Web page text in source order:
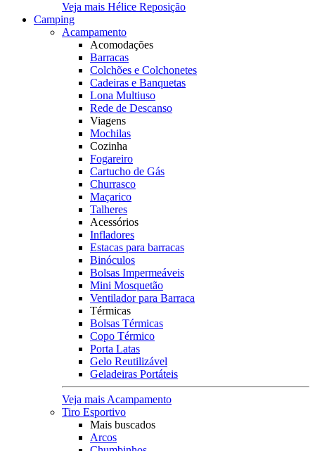
Veja mais Hélice Reposição
Camping
Acampamento
Acomodações
Barracas
Colchões e Colchonetes
Cadeiras e Banquetas
Lona Multiuso
Rede de Descanso
Viagens
Mochilas
Cozinha
Fogareiro
Cartucho de Gás
Churrasco
Maçarico
Talheres
Acessórios
Infladores
Estacas para barracas
Binóculos
Bolsas Impermeáveis
Mini Mosquetão
Ventilador para Barraca
Térmicas
Bolsas Térmicas
Copo Térmico
Porta Latas
Gelo Reutilizável
Geladeiras Portáteis
Veja mais Acampamento
Tiro Esportivo
Mais buscados
Arcos